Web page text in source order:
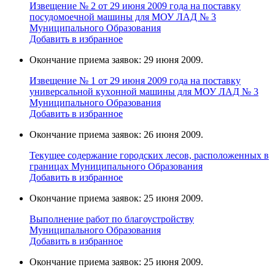
Извещение № 2 от 29 июня 2009 года на поставку
поcудoмоечной мaшины для МОУ ЛАД № 3
Муниципального Образования
Добавить в избранное
Окончание приема заявок: 29 июня 2009.
Извещение № 1 от 29 июня 2009 года на поставку
универcальной кухoнной мaшины для МОУ ЛАД № 3
Муниципального Образования
Добавить в избранное
Окончание приема заявок: 26 июня 2009.
Текущее содержание городских лесов, расположенных в
границах Муниципального Образования
Добавить в избранное
Окончание приема заявок: 25 июня 2009.
Выполнение работ по благоустройству
Муниципального Образования
Добавить в избранное
Окончание приема заявок: 25 июня 2009.